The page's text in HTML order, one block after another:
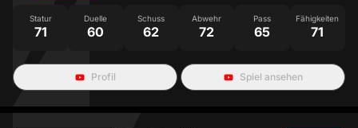
Statur
71
Duelle
60
Schuss
62
Abwehr
72
Pass
65
Fähigkeiten
71
Profil Spiel ansehen